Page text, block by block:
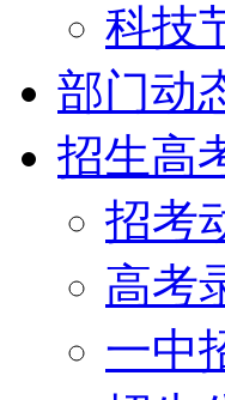
科技
部门动
招生高
招考
高考
一中